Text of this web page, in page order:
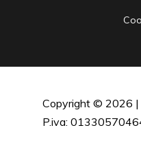
Copyright © 2026 |
P.iva: